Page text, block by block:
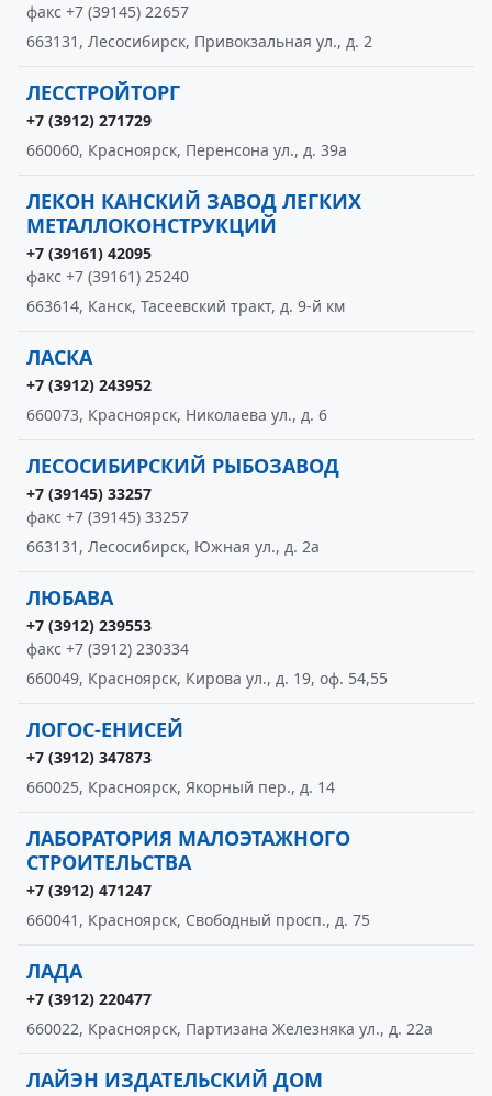
факс +7 (39145) 22657
663131, Лесосибирск, Привокзальная ул., д. 2
ЛЕССТРОЙТОРГ
+7 (3912) 271729
660060, Красноярск, Перенсона ул., д. 39а
ЛЕКОН КАНСКИЙ ЗАВОД ЛЕГКИХ
МЕТАЛЛОКОНСТРУКЦИЙ
+7 (39161) 42095
факс +7 (39161) 25240
663614, Канск, Тасеевский тракт, д. 9-й км
ЛАСКА
+7 (3912) 243952
660073, Красноярск, Николаева ул., д. 6
ЛЕСОСИБИРСКИЙ РЫБОЗАВОД
+7 (39145) 33257
факс +7 (39145) 33257
663131, Лесосибирск, Южная ул., д. 2а
ЛЮБАВА
+7 (3912) 239553
факс +7 (3912) 230334
660049, Красноярск, Кирова ул., д. 19, оф. 54,55
ЛОГОС-ЕНИСЕЙ
+7 (3912) 347873
660025, Красноярск, Якорный пер., д. 14
ЛАБОРАТОРИЯ МАЛОЭТАЖНОГО
СТРОИТЕЛЬСТВА
+7 (3912) 471247
660041, Красноярск, Свободный просп., д. 75
ЛАДА
+7 (3912) 220477
660022, Красноярск, Партизана Железняка ул., д. 22а
ЛАЙЭН ИЗДАТЕЛЬСКИЙ ДОМ